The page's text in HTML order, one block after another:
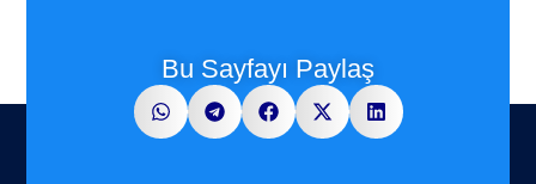
Bu Sayfayı Paylaş